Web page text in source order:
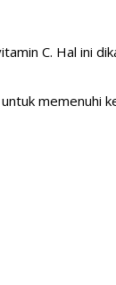
C. Hal ini
memenuhi